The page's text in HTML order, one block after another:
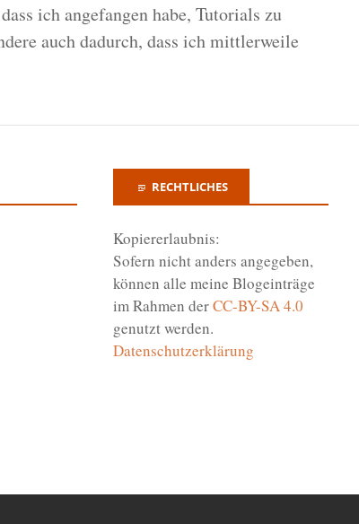
ich angefangen habe, Tutorials zu
auch dadurch, dass ich mittlerweile
RECHTLICHES
Kopiererlaubnis:
Sofern nicht anders angegeben,
können alle meine Blogeinträge
im Rahmen derCC-BY-SA 4.0
genutzt werden.
Datenschutzerklärung